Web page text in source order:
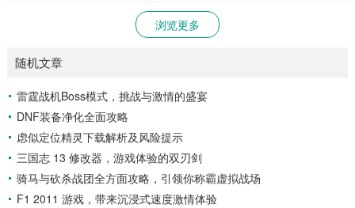
浏览更多
随机文章
雷霆战机Boss模式，挑战与激情的盛宴
DNF装备净化全面攻略
虑似定位精灵下载解析及风险提示
三国志 13 修改器，游戏体验的双刃剑
骑马与砍杀战团全方面攻略，引领你称霸虚拟战场
F1 2011 游戏，带来沉浸式速度激情体验